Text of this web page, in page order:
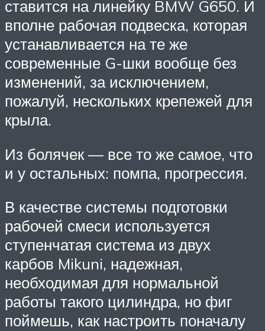
ставится на линейку BMW G650. И
вполне рабочая подвеска, которая
устанавливается на те же
современные G-шки вообще без
изменений, за исключением,
пожалуй, нескольких крепежей для
крыла.
Из болячек — все то же самое, что
и у остальных: помпа, прогрессия.
В качестве системы подготовки
рабочей смеси используется
ступенчатая система из двух
карбов Mikuni, надежная,
необходимая для нормальной
работы такого цилиндра, но фиг
поймешь, как настроить поначалу